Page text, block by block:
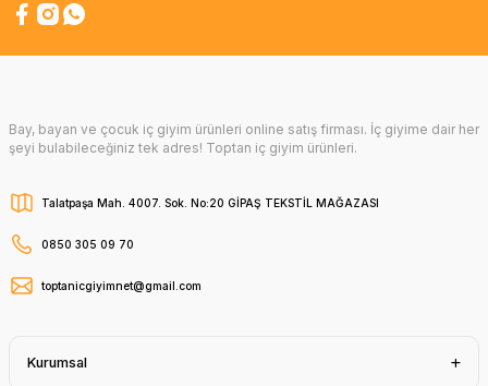
Bay, bayan ve çocuk iç giyim ürünleri online satış firması. İç giyime dair her
şeyi bulabileceğiniz tek adres! Toptan iç giyim ürünleri.
Talatpaşa Mah. 4007. Sok. No:20 GİPAŞ TEKSTİL MAĞAZASI
0850 305 09 70
toptanicgiyimnet@gmail.com
Kurumsal